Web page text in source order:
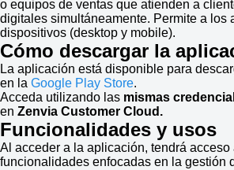
o equipos de ventas que atienden a
digitales simultáneamente. Permite a los
dispositivos (desktop y mobile).
Cómo descargar la
La aplicación está disponible para
en la Google Play Store.
Acceda utilizando las mismas
en Zenvia Customer Cloud.
Funcionalidades y usos
Al acceder a la aplicación, tendrá acceso
funcionalidades enfocadas en la gestión